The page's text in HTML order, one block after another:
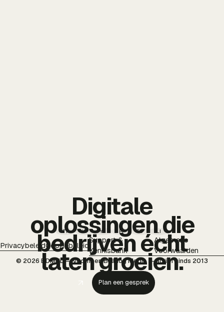
TT IG YT PI FB LI
PrivacybeleidCookiebeleid
Support &
Kennisbank
Algemene
Voorwaarden
© 2026 BDMNL — voorheen Bulldog Media — actief sinds 2013
Digitale
oplossingen die
bedrijven écht
laten groeien.
Plan een gesprek